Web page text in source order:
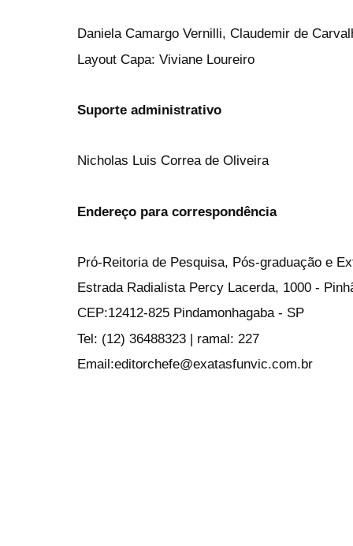
Daniela Camargo Vernilli, Claudemir de
Layout Capa: Viviane Loureiro
Suporte administrativo
Nicholas Luis Correa de Oliveira
Endereço para correspondência
Pró-Reitoria de Pesquisa, Pós-graduação e
Estrada Radialista Percy Lacerda, 1000 -
CEP:12412-825 Pindamonhagaba - SP
Tel: (12) 36488323 | ramal: 227
Email:editorchefe@exatasfunvic.com.br